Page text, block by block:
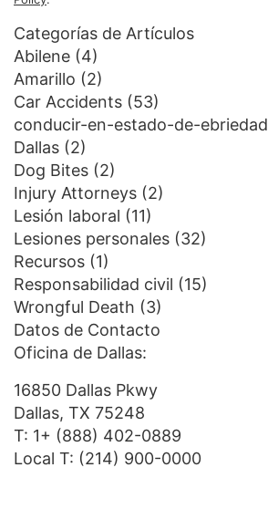
Categorías de Artículos
Abilene (4)
Amarillo (2)
Car Accidents (53)
conducir-en-estado-de-ebriedad
Dallas (2)
Dog Bites (2)
Injury Attorneys (2)
Lesión laboral (11)
Lesiones personales (32)
Recursos (1)
Responsabilidad civil (15)
Wrongful Death (3)
Datos de Contacto
Oficina de Dallas:
16850 Dallas Pkwy
Dallas, TX 75248
T: 1+ (888) 402-0889
Local T: (214) 900-0000